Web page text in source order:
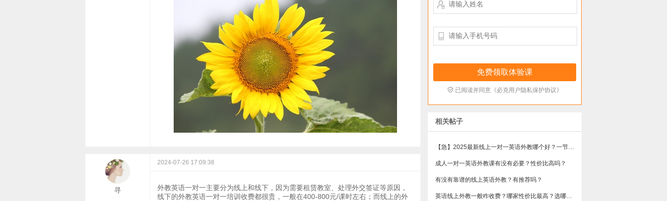


 已阅读并同意《必克用户隐私保护协议》
相关帖子
【急】2025最新线上一对一英语外教哪个好？一节课多少钱？
成人一对一英语外教课有没有必要？性价比高吗？
有没有靠谱的线上英语外教？有推荐吗？
英语线上外教一般咋收费？哪家性价比最高？选哪个不会踩雷？
寻
2024-07-26 17:09:38
外教英语一对一主要分为线上和线下，因为需要租赁教室、处理外交签证等原因，
线下的外教英语一对一培训收费都很贵，一般在400-800元/课时左右；而线上的外